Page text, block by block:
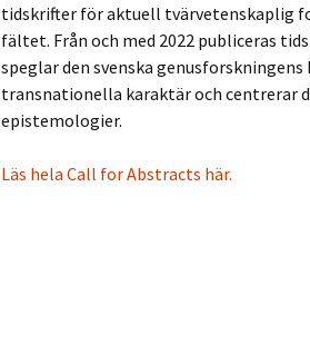
tidskrifter för aktuell tvärvetenskaplig
fältet. Från och med 2022 publiceras
speglar den svenska
transnationella karaktär och centrerar
epistemologier.
Läs hela Call for Abstracts här.